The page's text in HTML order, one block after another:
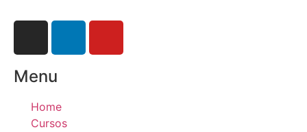
Menu
Home
Cursos